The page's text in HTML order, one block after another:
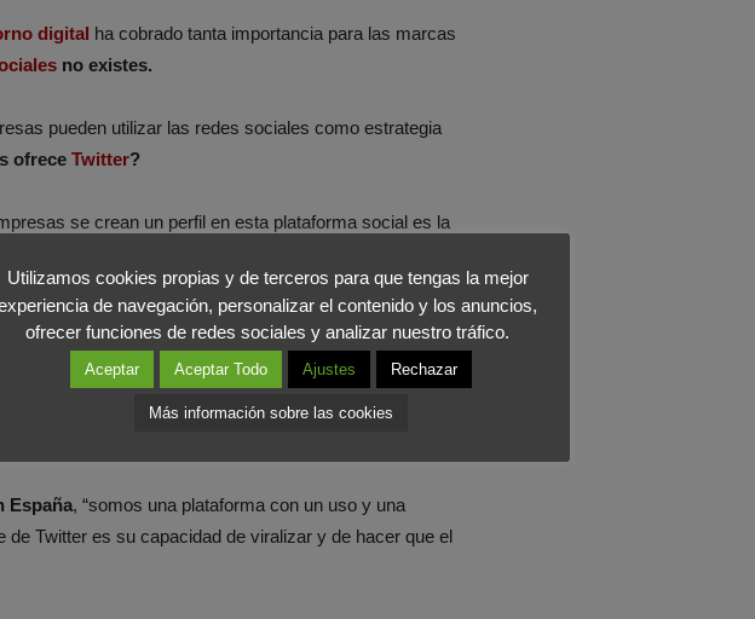
digital ha cobrado tanta importancia para las marcas
no existes.
pueden utilizar las redes sociales como estrategia
ofrece Twitter?
se crean un perfil en esta plataforma social es la
que luego puedan convertirse en
consolidado como uncanal de informaciónmuy
una empresa puede conocer al momento lo que se
sector. Es uno de los mejores sitios para detectar las
más general, enterarse de los temas de actualidad.
como pueden ser la deanunciar ofertas o
más cercana con el consumidor.
España, “somos una plataforma con un uso y una
de Twitter es su capacidad de viralizar y de hacer que el
Utilizamos cookies propias y de terceros para que tengas la mejor
de navegación, personalizar el contenido y los anuncios,
ofrecer funciones de redes sociales y analizar nuestro tráfico.
Aceptar Aceptar Todo Ajustes Rechazar
Más información sobre las cookies